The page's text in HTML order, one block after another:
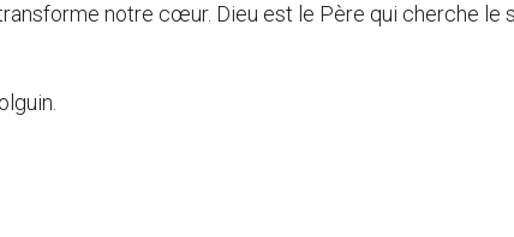
notre cœur. Dieu est le Père qui cherche le